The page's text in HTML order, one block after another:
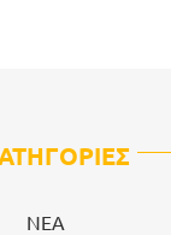
NEA